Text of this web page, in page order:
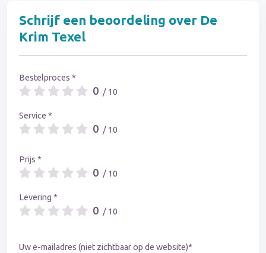
Schrijf een beoordeling over De
Krim Texel
Bestelproces *
0 / 10
Service *
0 / 10
Prijs *
0 / 10
Levering *
0 / 10
Uw e-mailadres (niet zichtbaar op de website)*